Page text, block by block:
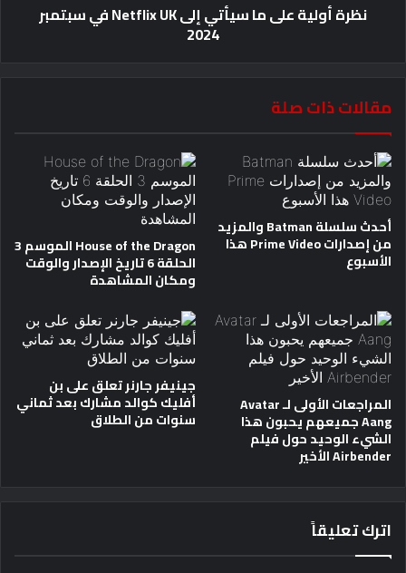
نظرة أولية على ما سيأتي إلى Netflix UK في سبتمبر
2024
مقالات ذات صلة
أحدث سلسلة Batman والمزيد
من إصدارات Prime Video هذا
الأسبوع
House of the Dragon الموسم 3
الحلقة 6 تاريخ الإصدار والوقت
ومكان المشاهدة
المراجعات الأولى لـ Avatar
Aang جميعهم يحبون هذا
الشيء الوحيد حول فيلم
Airbender الأخير
جينيفر جارنر تعلق على بن
أفليك كوالد مشارك بعد ثماني
سنوات من الطلاق
اترك تعليقاً